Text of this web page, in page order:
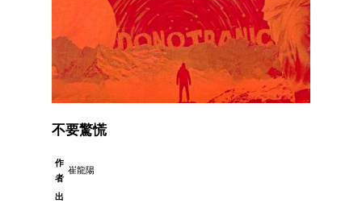
不要驚慌
作
者
崔龍陽
出